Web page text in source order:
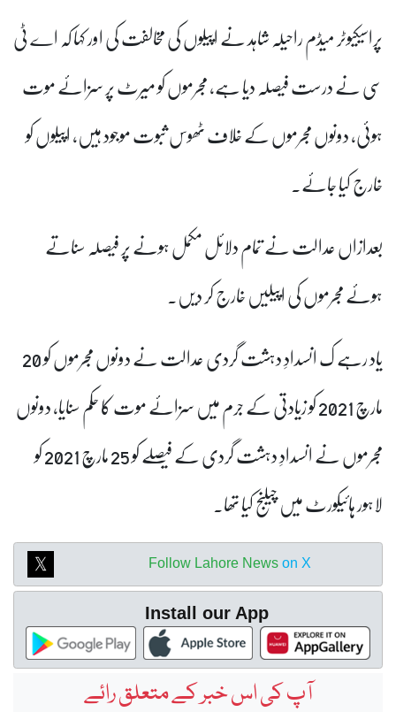
پراسیکیوٹر میڈم راحیلہ شاہد نے اپیلوں کی مخالفت کی اور کہا کہ اے ٹی
سی نے درست فیصلہ دیا ہے، مجرموں کو میرٹ پر سزائے موت
ہوئی، دونوں مجرموں کے خلاف ٹھوس ثبوت موجود ہیں، اپیلوں کو
خارج کیا جائے۔
بعدازاں عدالت نے تمام دلائل مکمل ہونے پر فیصلہ سناتے
ہوئے مجرموں کی اپیلیں خارج کر دیں۔
یاد رہے ک انسدادِ دہشت گردی عدالت نے دونوں مجرموں کو 20
مارچ 2021 کو زیادتی کے جرم میں سزائے موت کا حکم سنایا، دونوں
مجرموں نے انسدادِ دہشت گردی کے فیصلے کو 25 مارچ 2021 کو
لاہور ہائیکورٹ میں چیلنج کیا تھا۔
Follow Lahore News on X
Install our App
آپ کی اس خبر کے متعلق رائے